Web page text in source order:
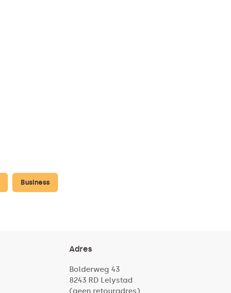
Business
Adres
Bolderweg 43
8243 RD Lelystad
(geen retouradres)